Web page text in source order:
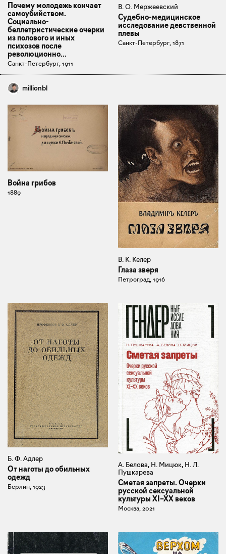
Почему молодежь кончает
самоубийством.
Социально-
беллетристические очерки
из полового и иных
психозов после
революционно...
Санкт-Петербург, 1911
В. О. Мержеевский
Судебно-медицинское
исследование девственной
плевы
Санкт-Петербург, 1871
millionbl
Война грибов
1889
В. К. Келер
Глаза зверя
Петроград, 1916
Б. Ф. Адлер
От наготы до обильных
одежд
Берлин, 1923
А. Белова, Н. Мицюк, Н. Л.
Пушкарева
Сметая запреты. Очерки
русской сексуальной
культуры XI–XX веков
Москва, 2021